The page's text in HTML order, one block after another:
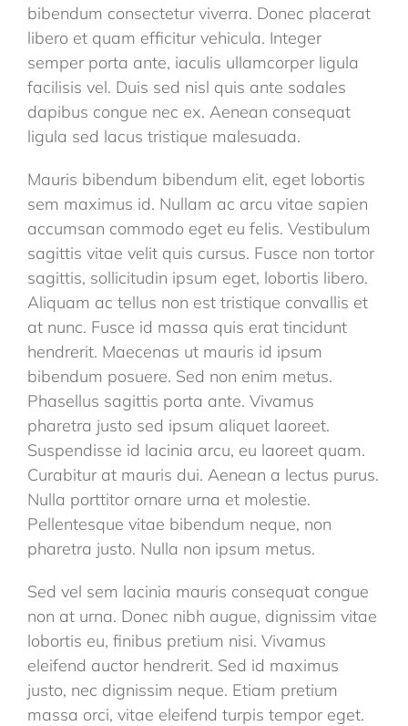
bibendum consectetur viverra. Donec placerat
libero et quam efficitur vehicula. Integer
semper porta ante, iaculis ullamcorper ligula
facilisis vel. Duis sed nisl quis ante sodales
dapibus congue nec ex. Aenean consequat
ligula sed lacus tristique malesuada.
Mauris bibendum bibendum elit, eget lobortis
sem maximus id. Nullam ac arcu vitae sapien
accumsan commodo eget eu felis. Vestibulum
sagittis vitae velit quis cursus. Fusce non tortor
sagittis, sollicitudin ipsum eget, lobortis libero.
Aliquam ac tellus non est tristique convallis et
at nunc. Fusce id massa quis erat tincidunt
hendrerit. Maecenas ut mauris id ipsum
bibendum posuere. Sed non enim metus.
Phasellus sagittis porta ante. Vivamus
pharetra justo sed ipsum aliquet laoreet.
Suspendisse id lacinia arcu, eu laoreet quam.
Curabitur at mauris dui. Aenean a lectus purus.
Nulla porttitor ornare urna et molestie.
Pellentesque vitae bibendum neque, non
pharetra justo. Nulla non ipsum metus.
Sed vel sem lacinia mauris consequat congue
non at urna. Donec nibh augue, dignissim vitae
lobortis eu, finibus pretium nisi. Vivamus
eleifend auctor hendrerit. Sed id maximus
justo, nec dignissim neque. Etiam pretium
massa orci, vitae eleifend turpis tempor eget.